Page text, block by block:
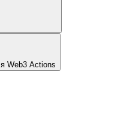
Web3 Actions